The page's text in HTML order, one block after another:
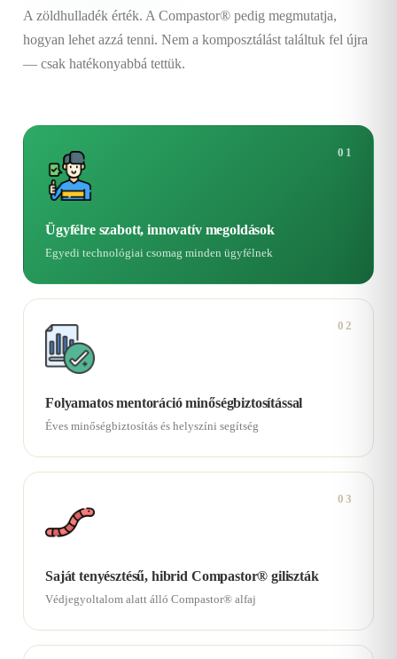
A zöldhulladék érték. A Compastor® pedig megmutatja,
hogyan lehet azzá tenni. Nem a komposztálást találtuk fel újra
— csak hatékonyabbá tettük.
01
Ügyfélre szabott, innovatív megoldások
Egyedi technológiai csomag minden ügyfélnek
02
Folyamatos mentoráció minőségbiztosítással
Éves minőségbiztosítás és helyszíni segítség
03
Saját tenyésztésű, hibrid Compastor® giliszták
Védjegyoltalom alatt álló Compastor® alfaj